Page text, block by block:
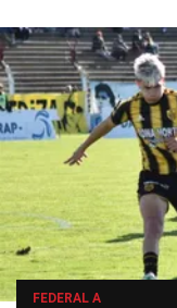
FEDERAL A